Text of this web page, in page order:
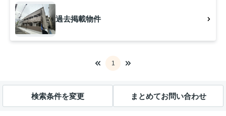
過去掲載物件
1
検索条件を変更 まとめてお問い合わせ